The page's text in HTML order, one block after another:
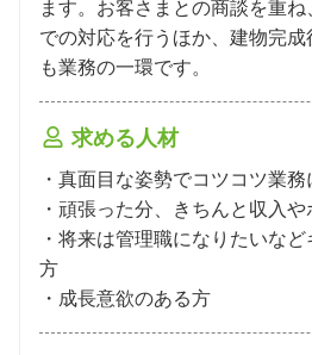
ます。お客さまとの商談を重
での対応を行うほか、建物完
も業務の一環です。
求める人材
・真面目な姿勢でコツコツ業
・頑張った分、きちんと収入
・将来は管理職になりたいな
方
・成長意欲のある方